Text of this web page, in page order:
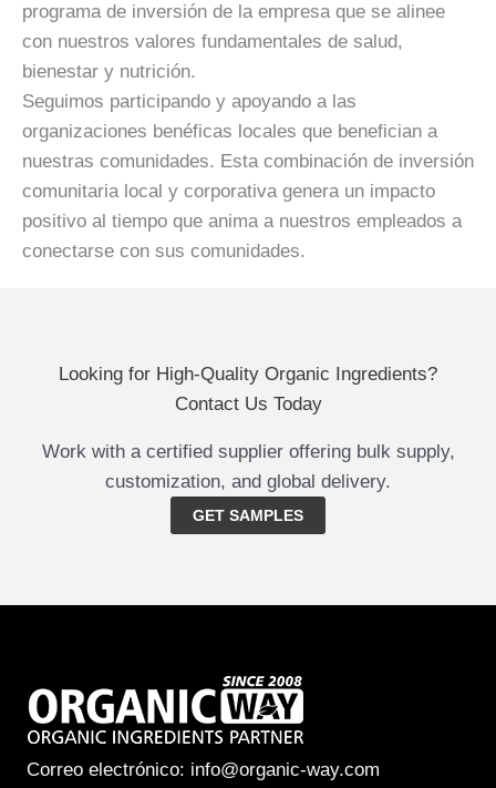
programa de inversión de la empresa que se alinee
con nuestros valores fundamentales de salud,
bienestar y nutrición.
Seguimos participando y apoyando a las
organizaciones benéficas locales que benefician a
nuestras comunidades. Esta combinación de inversión
comunitaria local y corporativa genera un impacto
positivo al tiempo que anima a nuestros empleados a
conectarse con sus comunidades.
Looking for High-Quality Organic Ingredients?
Contact Us Today
Work with a certified supplier offering bulk supply,
customization, and global delivery.
GET SAMPLES
Correo electrónico: info@organic-way.com